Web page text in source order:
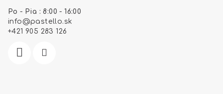
Po - Pia : 8:00 - 16:00
info @pastello.sk
+421 905 283 126